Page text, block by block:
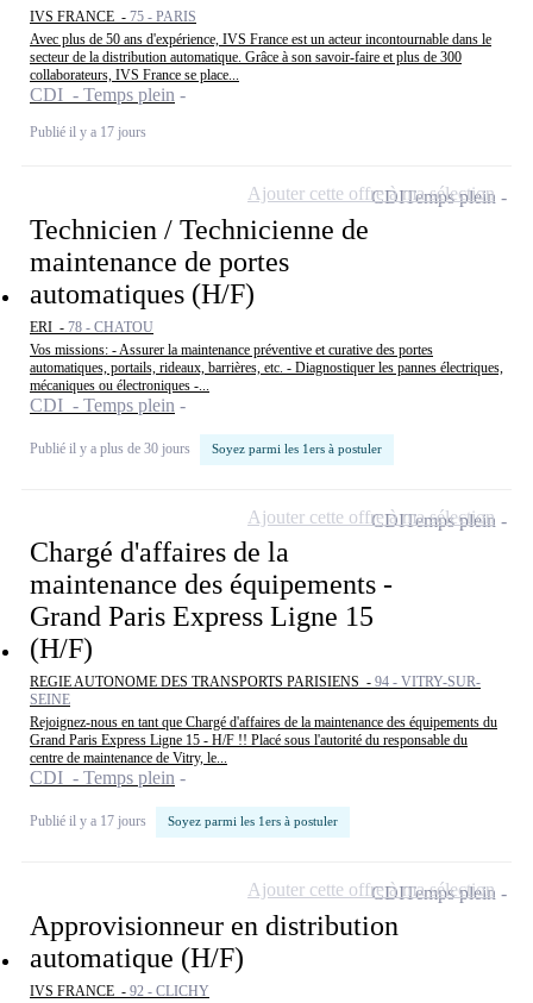
IVS FRANCE - 75 - PARIS
Avec plus de 50 ans d'expérience, IVS France est un acteur incontournable dans le
secteur de la distribution automatique. Grâce à son savoir-faire et plus de 300
collaborateurs, IVS France se place...
CDI - Temps plein
Publié il y a 17 jours
Technicien / Technicienne de
maintenance de portes
automatiques (H/F)
ERI - 78 - CHATOU
Vos missions: - Assurer la maintenance préventive et curative des portes
automatiques, portails, rideaux, barrières, etc. - Diagnostiquer les pannes électriques,
mécaniques ou électroniques -...
CDI - Temps plein
Publié il y a plus de 30 jours Soyez parmi les 1ers à postuler
CDITemps plein
Ajouter cette offre à ma sélection
Chargé d'affaires de la
maintenance des équipements -
Grand Paris Express Ligne 15
(H/F)
REGIE AUTONOME DES TRANSPORTS PARISIENS - 94 - VITRY-SUR-
SEINE
Rejoignez-nous en tant que Chargé d'affaires de la maintenance des équipements du
Grand Paris Express Ligne 15 - H/F !! Placé sous l'autorité du responsable du
centre de maintenance de Vitry, le...
CDI - Temps plein
Publié il y a 17 jours Soyez parmi les 1ers à postuler
CDITemps plein
Ajouter cette offre à ma sélection
Approvisionneur en distribution
automatique (H/F)
IVS FRANCE - 92 - CLICHY
CDITemps plein
Ajouter cette offre à ma sélection